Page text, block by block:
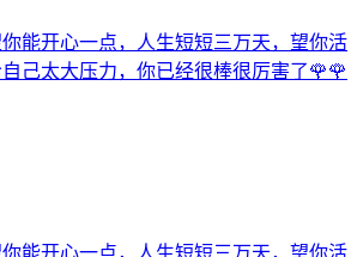
能开心一点，人生短短三万天，望你活
己太大压力，你已经很棒很厉害了🌹🌹